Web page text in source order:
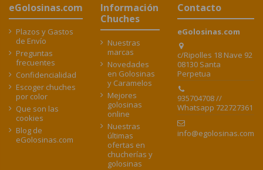
eGolosinas.com
Plazos y Gastos
de Envío
Preguntas
frecuentes
Confidencialidad
Escoger chuches
por color
Que son las
cookies
Blog de
eGolosinas.com
Información
Chuches
Nuestras
marcas
Novedades
en Golosinas
y Caramelos
Mejores
golosinas
online
Nuestras
últimas
ofertas en
chucherías y
golosinas
Contacto
eGolosinas.com
c/Ripolles 18 Nave 92
08130 Santa
Perpetua
935704708 //
Whatsapp 722727361
info@egolosinas.com